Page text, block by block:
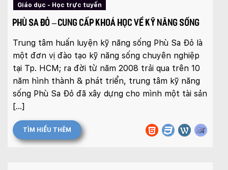
Giáo dục - Học trực tuyến
PHÙ SA ĐỎ – CUNG CẤP KHOÁ HỌC VỀ KỸ NĂNG SỐNG
Trung tâm huấn luyện kỹ năng sống Phù Sa Đỏ là
một đơn vị đào tạo kỹ năng sống chuyên nghiệp
tại Tp. HCM; ra đời từ năm 2008 trải qua trên 10
năm hình thành & phát triển, trung tâm kỹ năng
sống Phù Sa Đỏ đã xây dựng cho mình một tài sản
[…]
TÌM HIỂU THÊM